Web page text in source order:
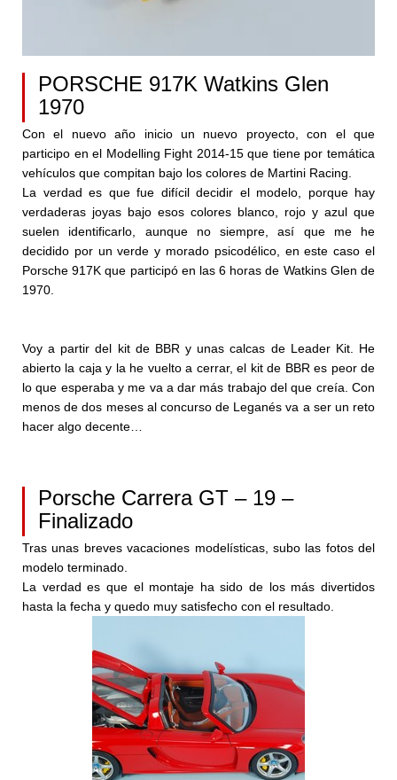
PORSCHE 917K Watkins Glen
1970
Con el nuevo año inicio un nuevo proyecto, con el que
participo en el Modelling Fight 2014-15 que tiene por temática
vehículos que compitan bajo los colores de Martini Racing.
La verdad es que fue difícil decidir el modelo, porque hay
verdaderas joyas bajo esos colores blanco, rojo y azul que
suelen identificarlo, aunque no siempre, así que me he
decidido por un verde y morado psicodélico, en este caso el
Porsche 917K que participó en las 6 horas de Watkins Glen de
1970.
Voy a partir del kit de BBR y unas calcas de Leader Kit. He
abierto la caja y la he vuelto a cerrar, el kit de BBR es peor de
lo que esperaba y me va a dar más trabajo del que creía. Con
menos de dos meses al concurso de Leganés va a ser un reto
hacer algo decente…
Porsche Carrera GT – 19 –
Finalizado
Tras unas breves vacaciones modelísticas, subo las fotos del
modelo terminado.
La verdad es que el montaje ha sido de los más divertidos
hasta la fecha y quedo muy satisfecho con el resultado.